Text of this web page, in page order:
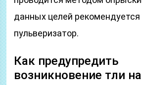
данных целей рекомендуется
пульверизатор.
Как предупредить
возникновение тли